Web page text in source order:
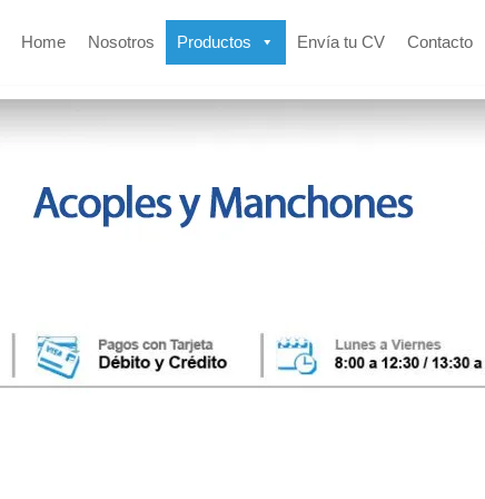
Home Nosotros Productos Envía tu CV Contacto